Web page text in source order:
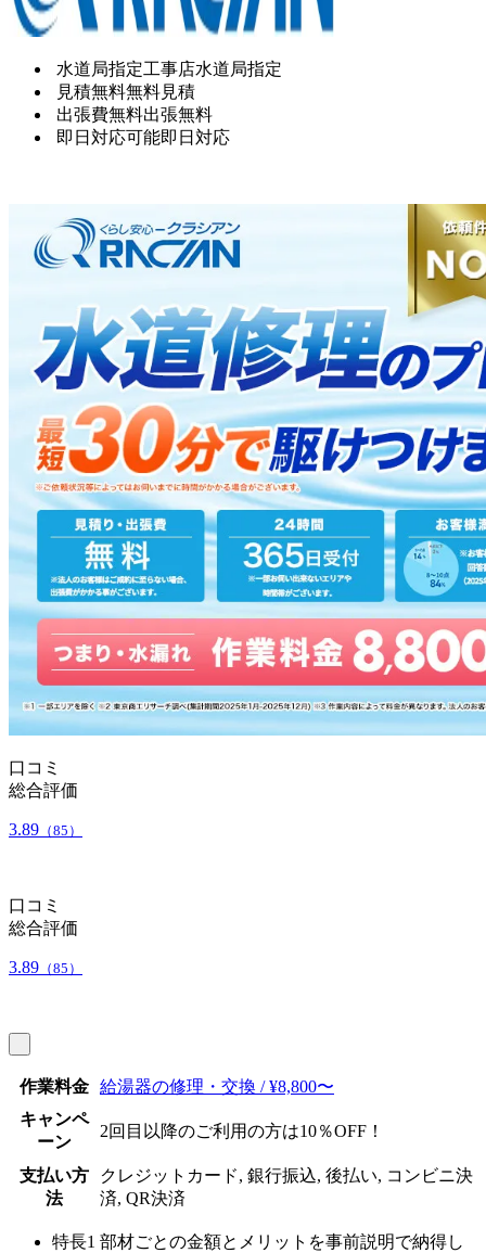
水道局指定工事店水道局指定
見積無料無料見積
出張費無料出張無料
即日対応可能即日対応
口コミ
総合評価
3.89 （85）
口コミ
総合評価
3.89 （85）
作業料金
給湯器の修理・交換 / ¥8,800〜
キャンペ
ーン
2回目以降のご利用の方は10％OFF！
支払い方
法
クレジットカード, 銀行振込, 後払い, コンビニ決
済, QR決済
特長1 部材ごとの金額とメリットを事前説明で納得し